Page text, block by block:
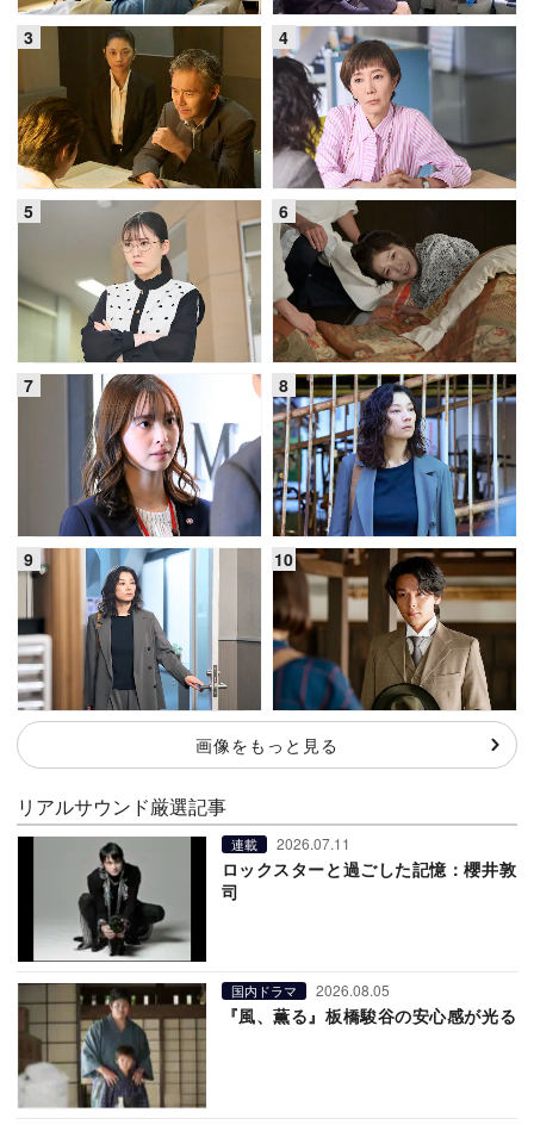
画像をもっと見る
リアルサウンド厳選記事
連載 2026.07.11
ロックスターと過ごした記憶：櫻井敦
司
国内ドラマ 2026.08.05
『風、薫る』板橋駿谷の安心感が光る